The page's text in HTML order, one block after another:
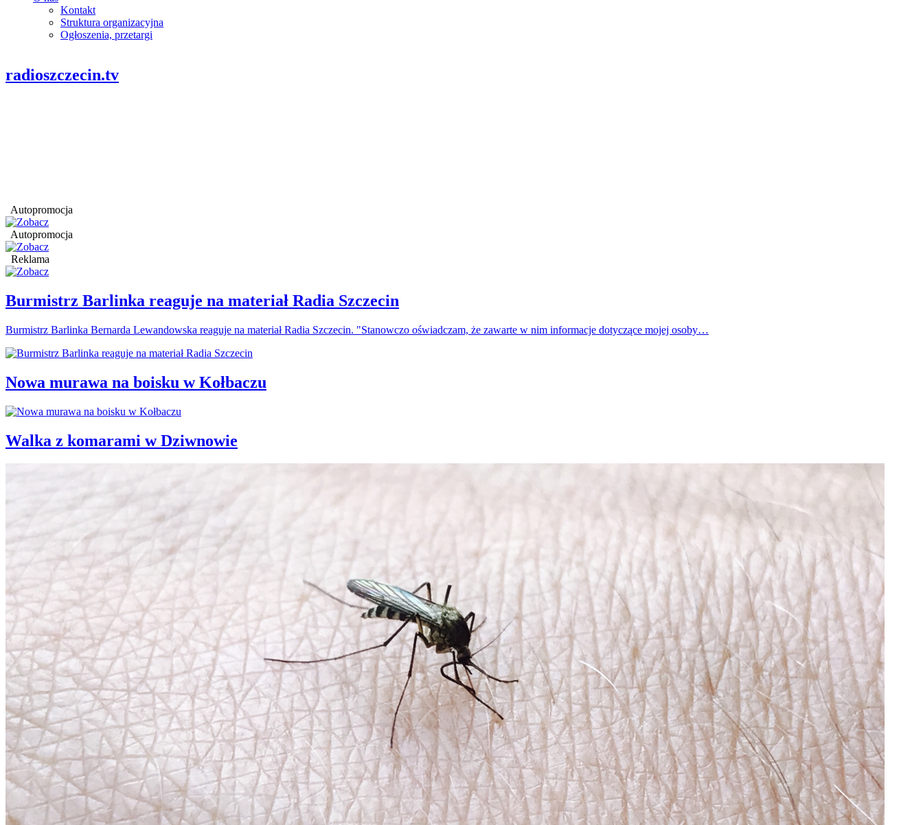
Kontakt
Struktura organizacyjna
Ogłoszenia, przetargi
radioszczecin.tv
Autopromocja
Autopromocja
Reklama
Burmistrz Barlinka reaguje na materiał Radia Szczecin
Burmistrz Barlinka Bernarda Lewandowska reaguje na materiał Radia Szczecin. "Stanowczo oświadczam, że zawarte w nim informacje dotyczące mojej osoby…
Nowa murawa na boisku w Kołbaczu
Walka z komarami w Dziwnowie